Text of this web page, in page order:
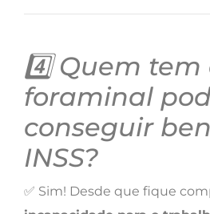
4️⃣ Quem tem
foraminal
conseguir
INSS?
✅ Sim! Desde que fique